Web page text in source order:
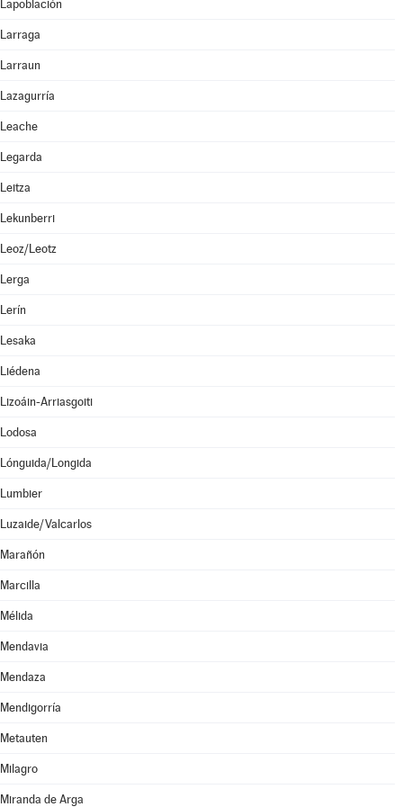
Lapoblación
Larraga
Larraun
Lazagurría
Leache
Legarda
Leitza
Lekunberri
Leoz/Leotz
Lerga
Lerín
Lesaka
Liédena
Lizoáin-Arriasgoiti
Lodosa
Lónguida/Longida
Lumbier
Luzaide/Valcarlos
Marañón
Marcilla
Mélida
Mendavia
Mendaza
Mendigorría
Metauten
Milagro
Miranda de Arga